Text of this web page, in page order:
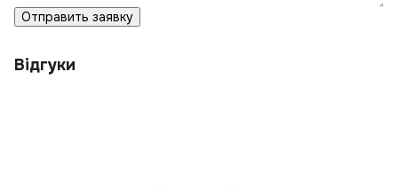
Отправить заявку
Відгуки